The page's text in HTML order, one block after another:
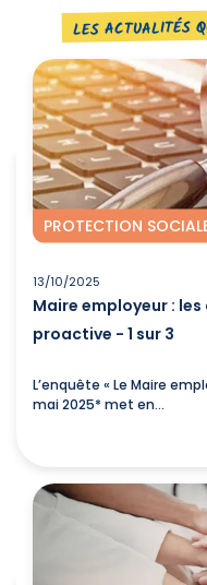
LES ACTUALITÉS
PROTECTION
13/10/2025
Maire employeur :
proactive - 1 sur 3
L’enquête « Le Maire
mai 2025* met en...